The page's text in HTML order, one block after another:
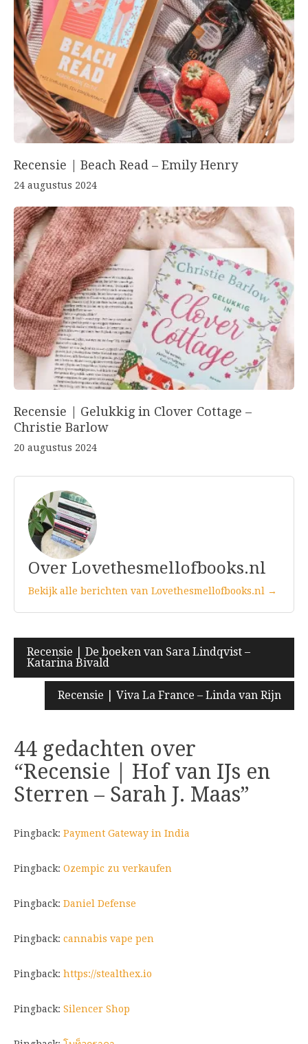
Recensie | Beach Read – Emily Henry
24 augustus 2024
Recensie | Gelukkig in Clover Cottage –
Christie Barlow
20 augustus 2024
Over Lovethesmellofbooks.nl
Bekijk alle berichten van Lovethesmellofbooks.nl →
Bericht
navigatie
Recensie | De boeken van Sara Lindqvist –
Katarina Bivald
Recensie | Viva La France – Linda van Rijn
44 gedachten over
“Recensie | Hof van IJs en
Sterren – Sarah J. Maas”
Pingback: Payment Gateway in India
Pingback: Ozempic zu verkaufen
Pingback: Daniel Defense
Pingback: cannabis vape pen
Pingback: https://stealthex.io
Pingback: Silencer Shop